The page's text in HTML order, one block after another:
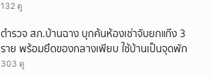
132 ดู
ตำรวจ สภ.บ้านฉาง บุกค้นห้องเช่าจับยกแก๊ง 3
ราย พร้อมยึดของกลางเพียบ ใช้บ้านเป็นจุดพัก
303 ดู